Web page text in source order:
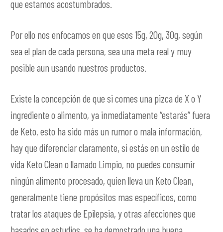
que estamos acostumbrados.
Por ello nos enfocamos en que esos 15g, 20g, 30g, según
sea el plan de cada persona, sea una meta real y muy
posible aun usando nuestros productos.
Existe la concepción de que si comes una pizca de X o Y
ingrediente o alimento, ya inmediatamente “estarás” fuera
de Keto, esto ha sido más un rumor o mala información,
hay que diferenciar claramente, si estás en un estilo de
vida Keto Clean o llamado Limpio, no puedes consumir
ningún alimento procesado, quien lleva un Keto Clean,
generalmente tiene propósitos mas específicos, como
tratar los ataques de Epilepsia, y otras afecciones que